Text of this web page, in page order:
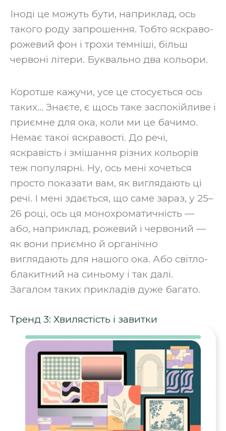
‍Іноді це можуть бути, наприклад, ось
такого роду запрошення. Тобто яскраво-
рожевий фон і трохи темніші, більш
червоні літери. Буквально два кольори.
‍Коротше кажучи, усе це стосується ось
таких… Знаєте, є щось таке заспокійливе і
приємне для ока, коли ми це бачимо.
Немає такої яскравості. До речі,
яскравість і змішання різних кольорів
теж популярні. Ну, ось мені хочеться
просто показати вам, як виглядають ці
речі. І мені здається, що саме зараз, у 25–
26 році, ось ця монохроматичність —
або, наприклад, рожевий і червоний —
як вони приємно й органічно
виглядають для нашого ока. Або світло-
блакитний на синьому і так далі.
Загалом таких прикладів дуже багато.
Тренд 3: Хвилястість і завитки